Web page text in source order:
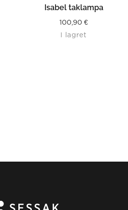
Isabel taklampa
100,90 €
I lagret